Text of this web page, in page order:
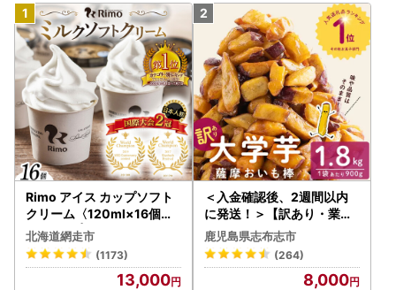
Rimo アイス カップソフト
クリーム〈120ml×16個〉
ABA002 | アイス
北海道網走市
(1173)
13,000
＜入金確認後、2週間以内
に発送！＞【訳あり・業務
用】薩摩おいも棒セット 計
1.8kg(900g×2袋) p8-142
-2w
鹿児島県志布志市
(264)
8,000